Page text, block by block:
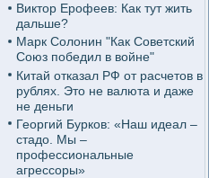
Виктор Ерофеев: Как тут жить
дальше?
Марк Солонин "Как Советский
Союз победил в войне"
Китай отказал РФ от расчетов в
рублях. Это не валюта и даже
не деньги
Георгий Бурков: «Наш идеал –
стадо. Мы –
профессиональные
агрессоры»